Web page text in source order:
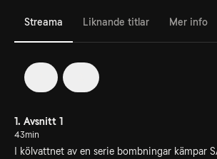
Streama Liknande titlar Mer info
1. Avsnitt 1
43min
I kölvattnet av en serie bombningar kämpar